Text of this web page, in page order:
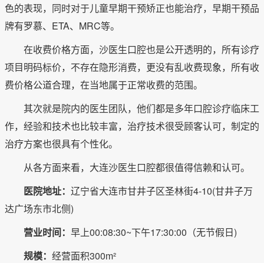
色的表现，同时对于儿童早期干预矫正也能治疗，早期干预品
牌有罗慕、ETA、MRC等。
在收费价格方面，沙医生口腔也是公开透明的，所有诊疗
项目明码标价，不存在隐形消费，更没有乱收费现象，所有收
费价格公道合理，在当地属于正常收费的范围。
其次就是院内的医生团队，他们都是多年口腔诊疗临床工
作，经验和技术也比较丰富，治疗技术很受顾客认可，制定的
治疗方案也很具有个性化。
从各方面来看，大连沙医生口腔都很值得信赖和认可。
医院地址： 辽宁省大连市甘井子区圣林街4-10(甘井子万
达广场东市北侧)
营业时间： 早上00:08:30~下午17:30:00（无节假日)
规模： 经营面积300m²